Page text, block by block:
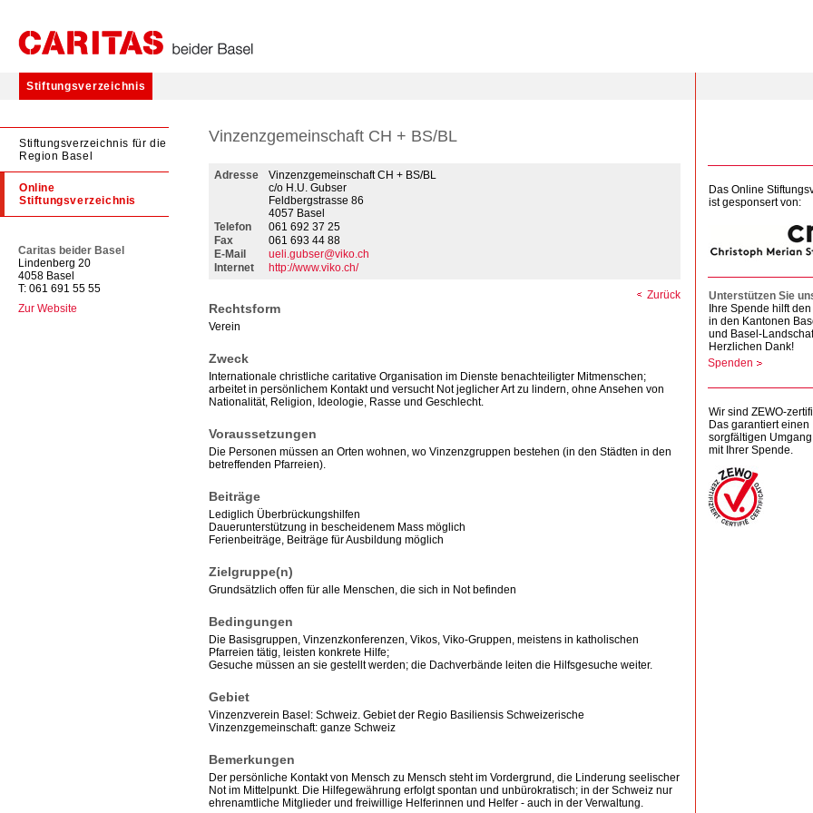
Stiftungsverzeichnis
Stiftungsverzeichnis für die
Region Basel
Online
Stiftungsverzeichnis
Caritas beider Basel
Lindenberg 20
4058 Basel
T: 061 691 55 55
Zur Website
Vinzenzgemeinschaft CH + BS/BL
Adresse
Vinzenzgemeinschaft CH + BS/BL
c/o H.U. Gubser
Feldbergstrasse 86
4057 Basel
Telefon
061 692 37 25
Fax
061 693 44 88
E-Mail
ueli.gubser@viko.ch
Internet
http://www.viko.ch/
Zurück
Rechtsform
Verein
Zweck
Internationale christliche caritative Organisation im Dienste benachteiligter Mitmenschen;
arbeitet in persönlichem Kontakt und versucht Not jeglicher Art zu lindern, ohne Ansehen von
Nationalität, Religion, Ideologie, Rasse und Geschlecht.
Voraussetzungen
Die Personen müssen an Orten wohnen, wo Vinzenzgruppen bestehen (in den Städten in den
betreffenden Pfarreien).
Beiträge
Lediglich Überbrückungshilfen
Dauerunterstützung in bescheidenem Mass möglich
Ferienbeiträge, Beiträge für Ausbildung möglich
Zielgruppe(n)
Grundsätzlich offen für alle Menschen, die sich in Not befinden
Bedingungen
Die Basisgruppen, Vinzenzkonferenzen, Vikos, Viko-Gruppen, meistens in katholischen
Pfarreien tätig, leisten konkrete Hilfe;
Gesuche müssen an sie gestellt werden; die Dachverbände leiten die Hilfsgesuche weiter.
Gebiet
Vinzenzverein Basel: Schweiz. Gebiet der Regio Basiliensis Schweizerische
Vinzenzgemeinschaft: ganze Schweiz
Bemerkungen
Der persönliche Kontakt von Mensch zu Mensch steht im Vordergrund, die Linderung seelischer
Not im Mittelpunkt. Die Hilfegewährung erfolgt spontan und unbürokratisch; in der Schweiz nur
ehrenamtliche Mitglieder und freiwillige Helferinnen und Helfer - auch in der Verwaltung.
Das Online
ist gesponsert von:
Unterstützen Sie
Ihre Spende hilft
in den Kantonen
und Basel-
Herzlichen Dank!
Spenden
Wir sind ZEWO-
Das garantiert einen
sorgfältigen Umgang
mit Ihrer Spende.